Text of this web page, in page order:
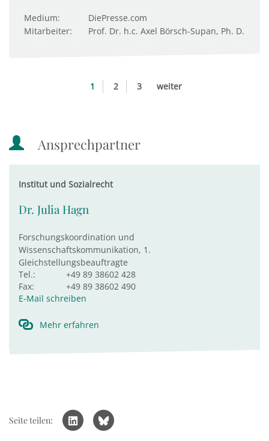
Medium:
DiePresse.com
Mitarbeiter:
Prof. Dr. h.c. Axel Börsch-Supan, Ph. D.
1 2 3 weiter
Ansprechpartner
Institut und Sozialrecht
Dr. Julia Hagn
Forschungskoordination und
Wissenschaftskommunikation, 1.
Gleichstellungsbeauftragte
Tel.:
+49 89 38602 428
Fax:
+49 89 38602 490
E-Mail schreiben
Mehr erfahren
Seite teilen: